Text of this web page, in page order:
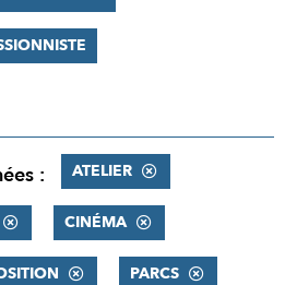
: ATELIER
CINÉMA
PARCS